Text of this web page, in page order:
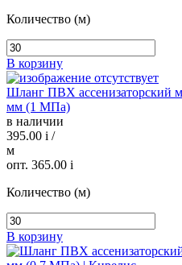
Количество (м)
В корзину
Шланг ПВХ ассенизаторский
мм (1 МПа)
в наличии
395.00 i /
м
опт. 365.00 i
Количество (м)
В корзину